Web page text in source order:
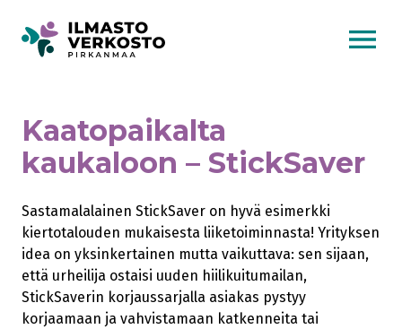
Kaatopaikalta
kaukaloon – StickSaver
Sastamalalainen StickSaver on hyvä esimerkki
kiertotalouden mukaisesta liiketoiminnasta! Yrityksen
idea on yksinkertainen mutta vaikuttava: sen sijaan,
että urheilija ostaisi uuden hiilikuitumailan,
StickSaverin korjaussarjalla asiakas pystyy
korjaamaan ja vahvistamaan katkenneita tai